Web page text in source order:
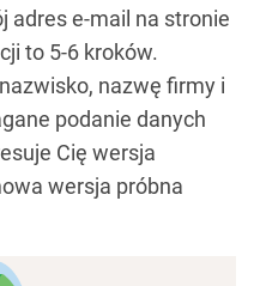
adres e-mail na stronie
to 5-6 kroków.
nazwę firmy i
podanie danych
Cię wersja
wersja próbna